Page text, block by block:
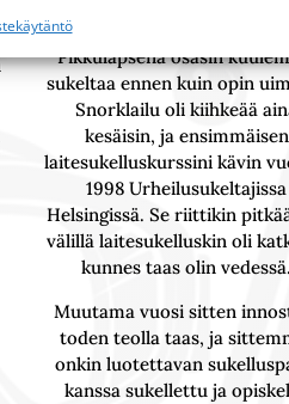
Pikkulapsena osasin
sukeltaa ennen kuin opin
Snorklailu oli kiihkeää
kesäisin, ja ensimmäisen
laitesukelluskurssini kävin
1998 Urheilusukeltajissa
Helsingissä. Se riittikin
välillä laitesukelluskin oli
kunnes taas olin
Muutama vuosi sitten
toden teolla taas, ja
onkin luotettavan
kanssa sukellettu ja